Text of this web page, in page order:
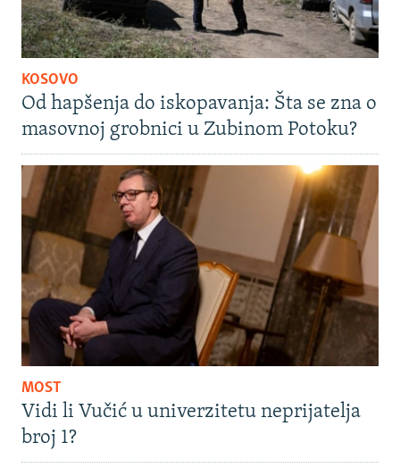
KOSOVO
Od hapšenja do iskopavanja: Šta se zna o
masovnoj grobnici u Zubinom Potoku?
MOST
Vidi li Vučić u univerzitetu neprijatelja
broj 1?